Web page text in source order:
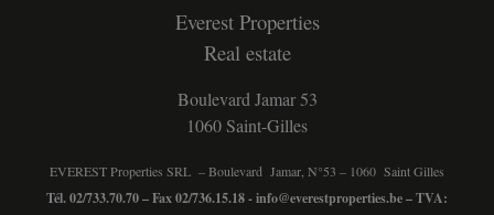
Everest Properties
Real estate
Boulevard Jamar 53
1060 Saint-Gilles
EVEREST Properties SRL – Boulevard Jamar, N°53 – 1060 Saint Gilles
Tél. 02/733.70.70 – Fax 02/736.15.18 -info@everestproperties.be– TVA: